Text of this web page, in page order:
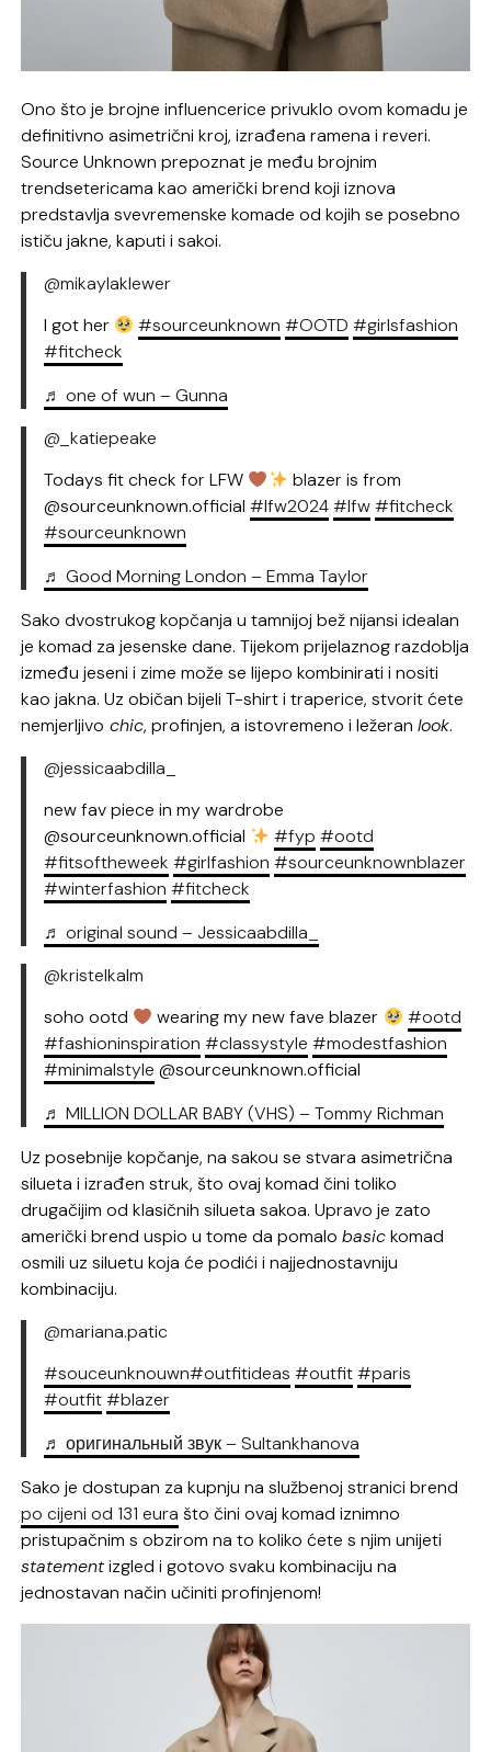
Ono što je brojne influencerice privuklo ovom komadu je
definitivno asimetrični kroj, izrađena ramena i reveri.
Source Unknown prepoznat je među brojnim
trendsetericama kao američki brend koji iznova
predstavlja svevremenske komade od kojih se posebno
ističu jakne, kaputi i sakoi.
@mikaylaklewer
I got her
#sourceunknown #OOTD #girlsfashion
#fitcheck
♬ one of wun – Gunna
@_katiepeake
Todays fit check for LFW
blazer is from
@sourceunknown.official#lfw2024#lfw#fitcheck
#sourceunknown
♬ Good Morning London – Emma Taylor
Sako dvostrukog kopčanja u tamnijoj bež nijansi idealan
je komad za jesenske dane. Tijekom prijelaznog razdoblja
između jeseni i zime može se lijepo kombinirati i nositi
kao jakna. Uz običan bijeli T-shirt i traperice, stvorit ćete
nemjerljivo chic, profinjen, a istovremeno i ležeranlook.
@jessicaabdilla_
new fav piece in my wardrobe
@sourceunknown.official
#fyp #ootd
#fitsoftheweek #girlfashion #sourceunknownblazer
#winterfashion #fitcheck
♬ original sound – Jessicaabdilla_
@kristelkalm
soho ootd
wearing my new fave blazer
#ootd
#fashioninspiration #classystyle #modestfashion
#minimalstyle @sourceunknown.official
♬ MILLION DOLLAR BABY (VHS) – Tommy Richman
Uz posebnije kopčanje, na sakou se stvara asimetrična
silueta i izrađen struk, što ovaj komad čini toliko
drugačijim od klasičnih silueta sakoa. Upravo je zato
američki brend uspio u tome da pomalobasickomad
osmili uz siluetu koja će podići i najjednostavniju
kombinaciju.
@mariana.patic
#souceunknouwn#outfitideas #outfit#paris
#outfit#blazer
♬ оригинальный звук – Sultankhanova
Sako je dostupan za kupnju na službenoj stranici brend
po cijeni od 131 eura što čini ovaj komad iznimno
pristupačnim s obzirom na to koliko ćete s njim unijeti
statementizgled i gotovo svaku kombinaciju na
jednostavan način učiniti profinjenom!